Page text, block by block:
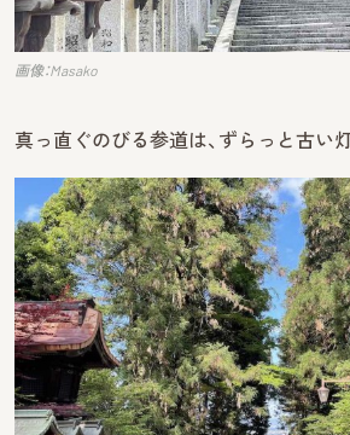
画像：Masako
真っ直ぐのびる参道は、ずらっと古い